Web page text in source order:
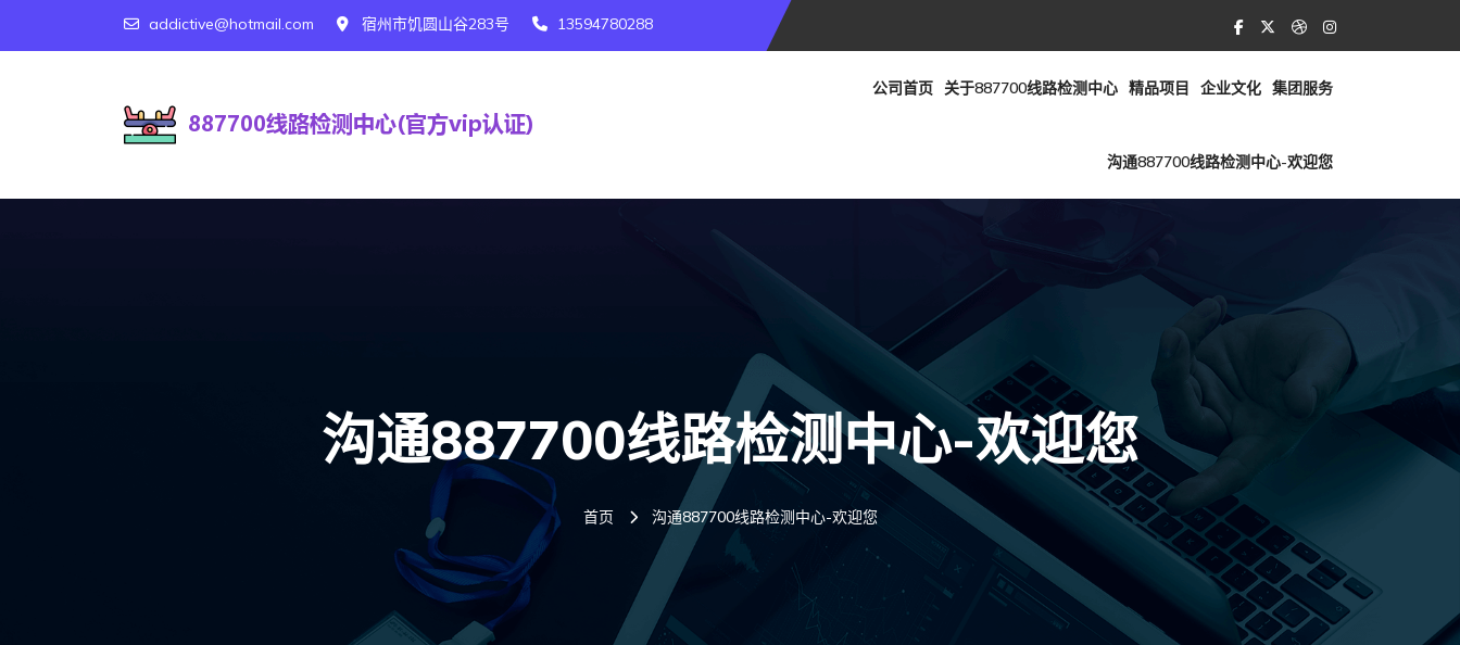
addictive@hotmail.com 宿州市饥圆山谷283号 13594780288
公司首页 关于887700线路检测中心 精品项目 企业文化 集团服务
沟通887700线路检测中心-欢迎您
沟通887700线路检测中心-欢迎您
首页 沟通887700线路检测中心-欢迎您